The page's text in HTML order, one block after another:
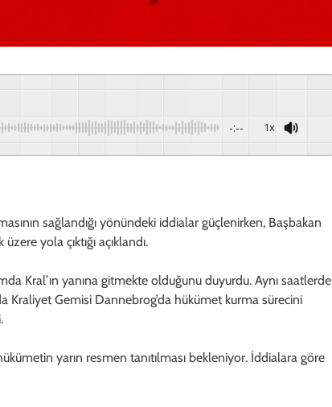
-:-- 1x
sağlandığı yönündeki iddialar güçlenirken, Başbakan
yola çıktığı açıklandı.
Kral’ın yanına gitmekte olduğunu duyurdu. Aynı saatlerde
Kraliyet Gemisi Dannebrog’da hükümet kurma sürecini
yarın resmen tanıtılması bekleniyor. İddialara göre